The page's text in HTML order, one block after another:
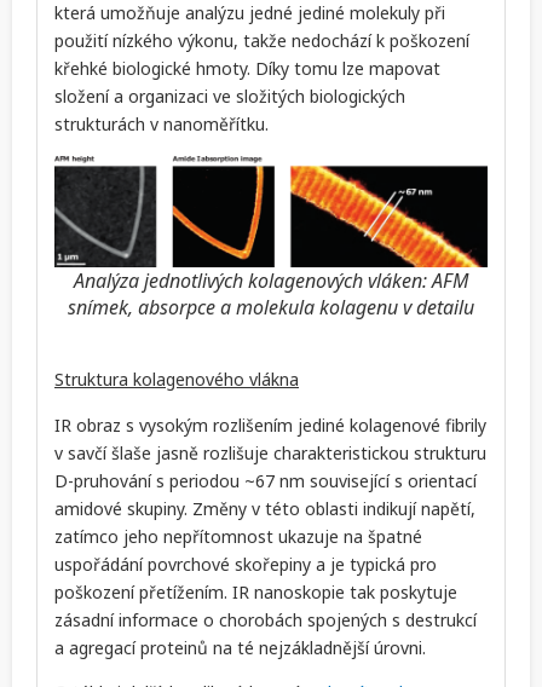
která umožňuje analýzu jedné jediné molekuly při
použití nízkého výkonu, takže nedochází k poškození
křehké biologické hmoty. Díky tomu lze mapovat
složení a organizaci ve složitých biologických
strukturách v nanoměřítku.
Analýza jednotlivých kolagenových vláken: AFM
snímek, absorpce a molekula kolagenu v detailu
Struktura kolagenového vlákna
IR obraz s vysokým rozlišením jediné kolagenové fibrily
v savčí šlaše jasně rozlišuje charakteristickou strukturu
D-pruhování s periodou ~67 nm související s orientací
amidové skupiny. Změny v této oblasti indikují napětí,
zatímco jeho nepřítomnost ukazuje na špatné
uspořádání povrchové skořepiny a je typická pro
poškození přetížením. IR nanoskopie tak poskytuje
zásadní informace o chorobách spojených s destrukcí
a agregací proteinů na té nejzákladnější úrovni.